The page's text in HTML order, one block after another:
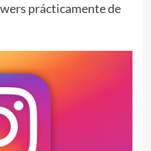
prácticamente de